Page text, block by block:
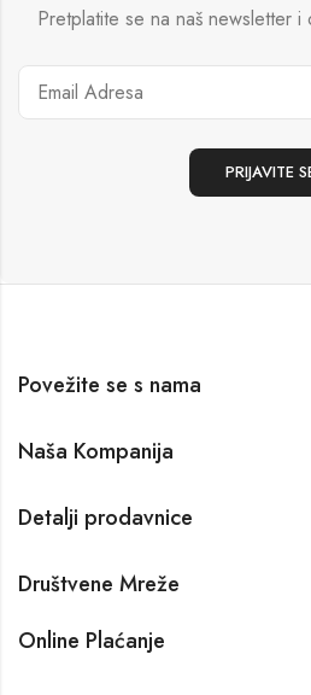
Pretplatite se na naš newsletter
Povežite se s nama
Naša Kompanija
Detalji prodavnice
Društvene Mreže
Online Plaćanje